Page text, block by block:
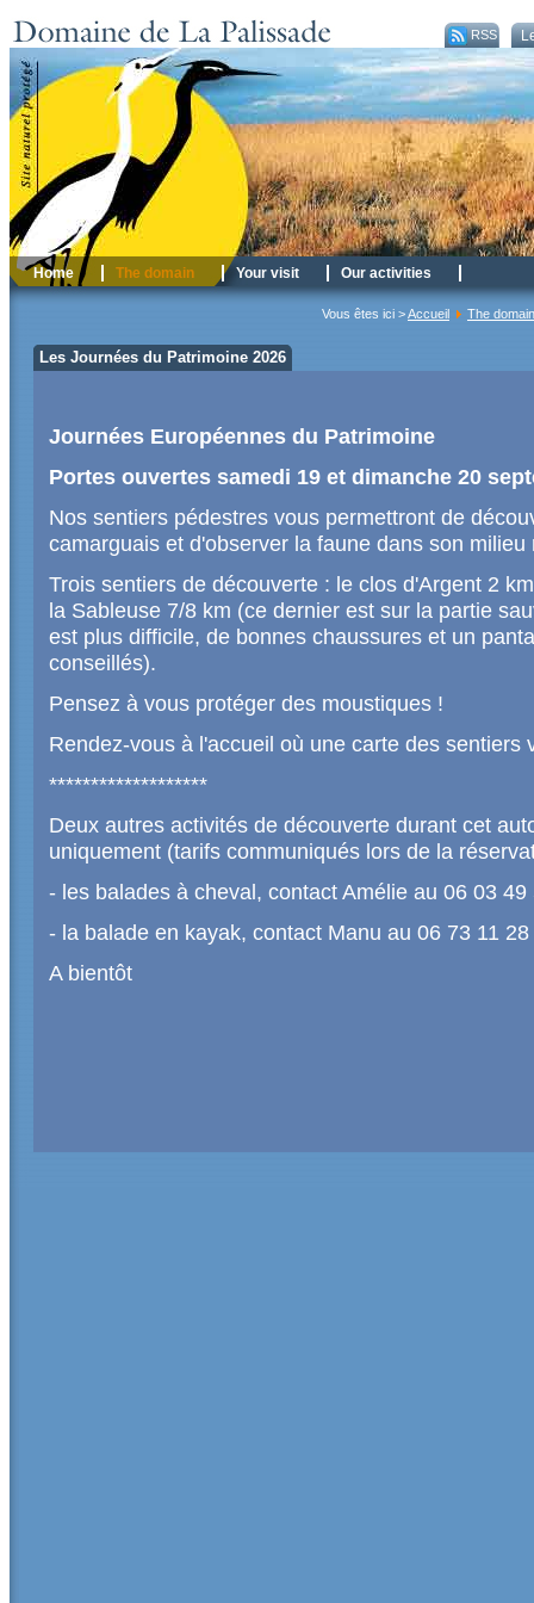
RSS
Home The domain Your visit Our activities
Vous êtes ici >Accueil The domain
Les Journées du Patrimoine 2026
Journées Européennes du Patrimoine
Portes ouvertes samedi 19 et dimanche 20
Nos sentiers pédestres vous permettront de
camarguais et d'observer la faune dans son milieu
Trois sentiers de découverte : le clos d'Argent 2
la Sableuse 7/8 km (ce dernier est sur la partie
est plus difficile, de bonnes chaussures et un
conseillés).
Pensez à vous protéger des moustiques !
Rendez-vous à l'accueil où une carte des sentiers
*******************
Deux autres activités de découverte durant cet
uniquement (tarifs communiqués lors de la
- les balades à cheval, contact Amélie au 06 03 49
- la balade en kayak, contact Manu au 06 73 11 28
A bientôt